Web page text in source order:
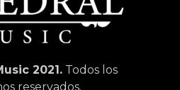
2021.Todos los
reservados.